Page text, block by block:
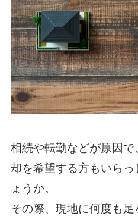
相続や転勤などが原因
却を希望する方もいら
ょうか。
その際、現地に何度も